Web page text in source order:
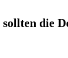
die